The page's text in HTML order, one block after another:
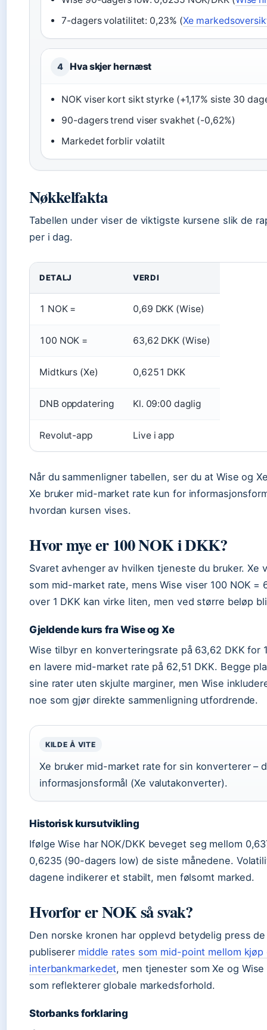
7-dagers volatilitet: 0,23% (Xe
4 Hva skjer hernæst
NOK viser kort sikt styrke (+1,17% siste 30
90-dagers trend viser svakhet (-0,62%)
Markedet forblir volatilt
Nøkkelfakta
Tabellen under viser de viktigste kursene slik de
per i dag.
DETALJ VERDI
1 NOK = 0,69 DKK (Wise)
100 NOK = 63,62 DKK (Wise)
Midtkurs (Xe) 0,6251 DKK
DNB oppdatering Kl. 09:00 daglig
Revolut-app Live i app
Når du sammenligner tabellen, ser du at Wise og
Xe bruker mid-market rate kun for
hvordan kursen vises.
Hvor mye er 100 NOK i DKK?
Svaret avhenger av hvilken tjeneste du bruker. Xe
som mid-market rate, mens Wise viser 100 NOK =
over 1 DKK kan virke liten, men ved større beløp
Gjeldende kurs fra Wise og Xe
Wise tilbyr en konverteringsrate på 63,62 DKK for
en lavere mid-market rate på 62,51 DKK. Begge
sine rater uten skjulte marginer, men Wise
noe som gjør direkte sammenligning utfordrende.
KILDE Å VITE
Xe bruker mid-market rate for sin konverterer –
informasjonsformål (Xe valutakonverter).
Historisk kursutvikling
Ifølge Wise har NOK/DKK beveget seg mellom
0,6235 (90-dagers low) de siste månedene.
dagene indikerer et stabilt, men følsomt marked.
Hvorfor er NOK så svak?
Den norske kronen har opplevd betydelig press
publiserer middle rates som mid-point mellom kjøp
interbankmarkedet, men tjenester som Xe og
som reflekterer globale markedsforhold.
Storbanks forklaring